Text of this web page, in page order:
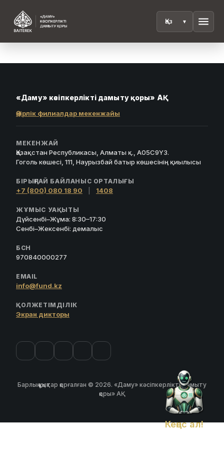
menu
Кеңес ал!
«Даму» кәсіпкерлікті дамыту қоры» АҚ
Өңірлік филиалдар мекенжайы
МЕКЕНЖАЙ
Қазақстан Республикасы, Алматы қ., A05C9Y3.
Гоголь көшесі, 111, Наурызбай батыр көшесінің қиылысы
БІРЫҢҒАЙ БАЙЛАНЫС ОРТАЛЫҒЫ
+7 (800) 080 18 90 1408
ЖҰМЫС УАҚЫТЫ
Дүйсенбі–Жұма: 8:30–17:30
Сенбі–Жексенбі: демалыс
БСН
970840000277
EMAIL
info@fund.kz
ҚОЛЖЕТІМДІЛІК
Экран дикторы
Барлық құқықтар қорғалған © 2026. «Даму» кәсіпкерлікті дамыту
қоры» АҚ